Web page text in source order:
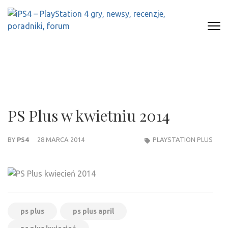
Skip
content
PS Plus w kwietniu 2014
BY PS4 28 MARCA 2014 PLAYSTATION PLUS
ps plus ps plus april